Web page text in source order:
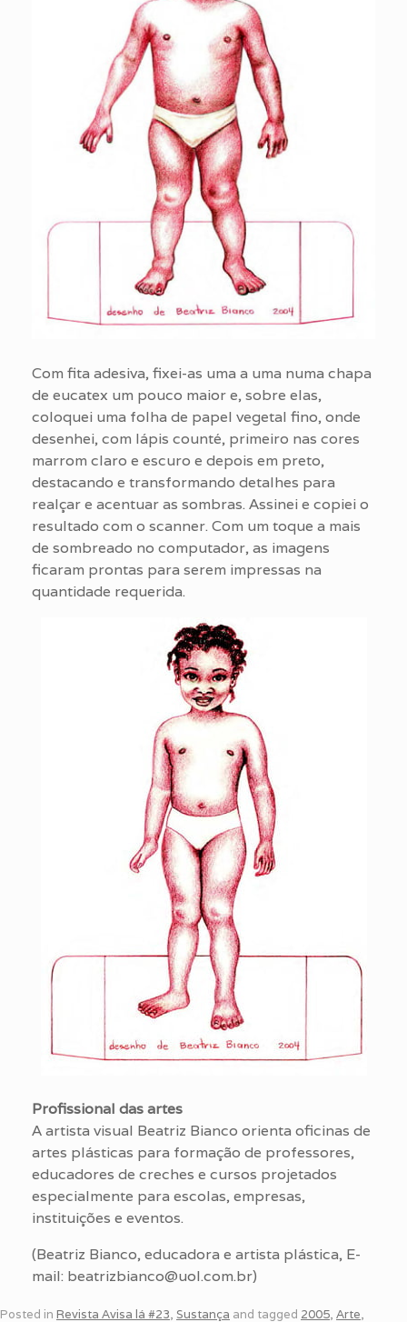
Com fita adesiva, fixei-as uma a uma numa chapa
de eucatex um pouco maior e, sobre elas,
coloquei uma folha de papel vegetal fino, onde
desenhei, com lápis counté, primeiro nas cores
marrom claro e escuro e depois em preto,
destacando e transformando detalhes para
realçar e acentuar as sombras. Assinei e copiei o
resultado com o scanner. Com um toque a mais
de sombreado no computador, as imagens
ficaram prontas para serem impressas na
quantidade requerida.
Profissional das artes
A artista visual Beatriz Bianco orienta oficinas de
artes plásticas para formação de professores,
educadores de creches e cursos projetados
especialmente para escolas, empresas,
instituições e eventos.
(Beatriz Bianco, educadora e artista plástica, E-
mail: beatrizbianco@uol.com.br)
Posted in Revista Avisa lá #23, Sustança and tagged 2005, Arte,